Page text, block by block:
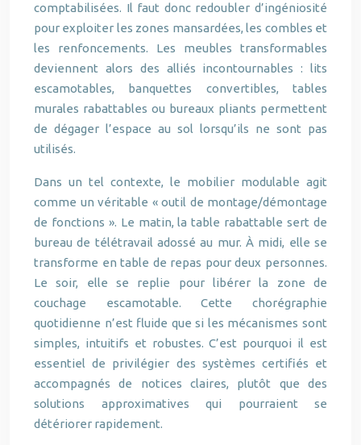
comptabilisées. Il faut donc redoubler d’ingéniosité
pour exploiter les zones mansardées, les combles et
les renfoncements. Les meubles transformables
deviennent alors des alliés incontournables : lits
escamotables, banquettes convertibles, tables
murales rabattables ou bureaux pliants permettent
de dégager l’espace au sol lorsqu’ils ne sont pas
utilisés.
Dans un tel contexte, le mobilier modulable agit
comme un véritable « outil de montage/démontage
de fonctions ». Le matin, la table rabattable sert de
bureau de télétravail adossé au mur. À midi, elle se
transforme en table de repas pour deux personnes.
Le soir, elle se replie pour libérer la zone de
couchage escamotable. Cette chorégraphie
quotidienne n’est fluide que si les mécanismes sont
simples, intuitifs et robustes. C’est pourquoi il est
essentiel de privilégier des systèmes certifiés et
accompagnés de notices claires, plutôt que des
solutions approximatives qui pourraient se
détériorer rapidement.